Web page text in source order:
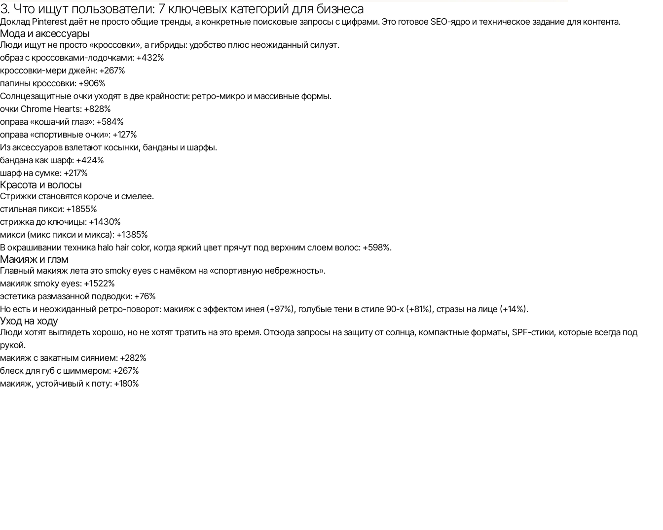
3. Что ищут пользователи: 7 ключевых категорий для бизнеса
Доклад Pinterest даёт не просто общие тренды, а конкретные поисковые запросы с цифрами. Это готовое SEO-ядро и техническое задание для контента.
Мода и аксессуары
Люди ищут не просто «кроссовки», а гибриды: удобство плюс неожиданный силуэт.
образ с кроссовками-лодочками: +432%
кроссовки-мери джейн: +267%
папины кроссовки: +906%
Солнцезащитные очки уходят в две крайности: ретро-микро и массивные формы.
очки Chrome Hearts: +828%
оправа «кошачий глаз»: +584%
оправа «спортивные очки»: +127%
Из аксессуаров взлетают косынки, банданы и шарфы.
бандана как шарф: +424%
шарф на сумке: +217%
Красота и волосы
Стрижки становятся короче и смелее.
стильная пикси: +1 855%
стрижка до ключицы: +1 430%
микси (микс пикси и микса): +1 385%
В окрашивании техника halo hair color, когда яркий цвет прячут под верхним слоем волос: +598%.
Макияж и глэм
Главный макияж лета это smoky eyes с намёком на «спортивную небрежность».
макияж smoky eyes: +1 522%
эстетика размазанной подводки: +76%
Но есть и неожиданный ретро-поворот: макияж с эффектом инея (+97%), голубые тени в стиле 90-х (+81%), стразы на лице (+14%).
Уход на ходу
Люди хотят выглядеть хорошо, но не хотят тратить на это время. Отсюда запросы на защиту от солнца, компактные форматы, SPF-стики, которые всегда под
рукой.
макияж с закатным сиянием: +282%
блеск для губ с шиммером: +267%
макияж, устойчивый к поту: +180%